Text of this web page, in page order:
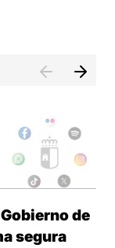
Gobierno de
segura